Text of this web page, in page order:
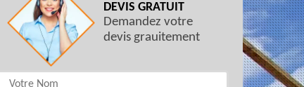
DEVIS GRATUIT
Demandez votre
devis grauitement